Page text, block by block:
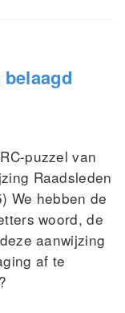
puzzel van
Raadsleden
We hebben de
woord, de
aanwijzing
af te